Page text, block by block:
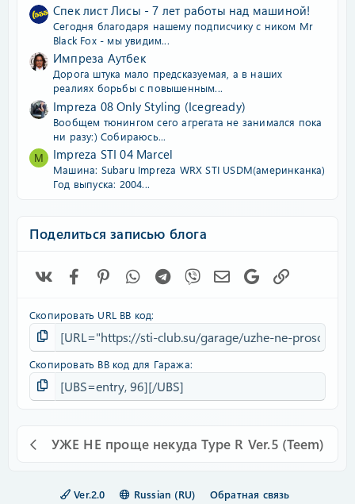
Спек лист Лисы - 7 лет работы над машиной!
Сегодня благодаря нашему подписчику с ником Mr
Black Fox - мы увидим...
Импреза Аутбек
Дорога штука мало предсказуемая, а в наших
реалиях борьбы с повышенным...
Impreza 08 Only Styling (Icegready)
Вообщем тюнингом сего агрегата не занимался пока
ни разу:) Собираюсь...
M Impreza STI 04 Marcel
Машина: Subaru Impreza WRX STI USDM(америнканка)
Год выпуска: 2004...
Поделиться записью блога
FacebookPinterestWhatsAppTelegram
Viber Электронная почта
Google
Скопировать URL BB код
Скопировать BB код для Гаража
УЖЕ НЕ проще некуда Type R Ver.5 (Teem)
Ver.2.0 Russian (RU)
Обратная связь